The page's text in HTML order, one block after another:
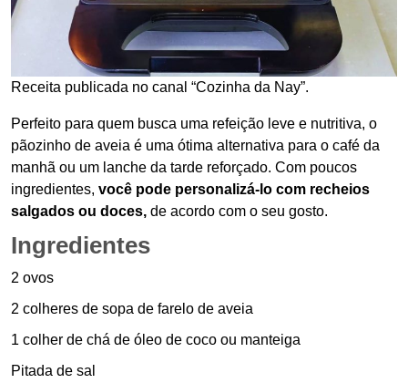
Receita publicada no canal “Cozinha da Nay”.
Perfeito para quem busca uma refeição leve e nutritiva, o
pãozinho de aveia é uma ótima alternativa para o café da
manhã ou um lanche da tarde reforçado. Com poucos
ingredientes, você pode personalizá-lo com recheios
salgados ou doces, de acordo com o seu gosto.
Ingredientes
2 ovos
2 colheres de sopa de farelo de aveia
1 colher de chá de óleo de coco ou manteiga
Pitada de sal